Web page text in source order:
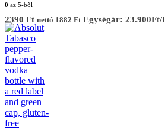
0 az 5-ből
2390 Ft nettó 1882 Ft Egységár: 23.900Ft/l